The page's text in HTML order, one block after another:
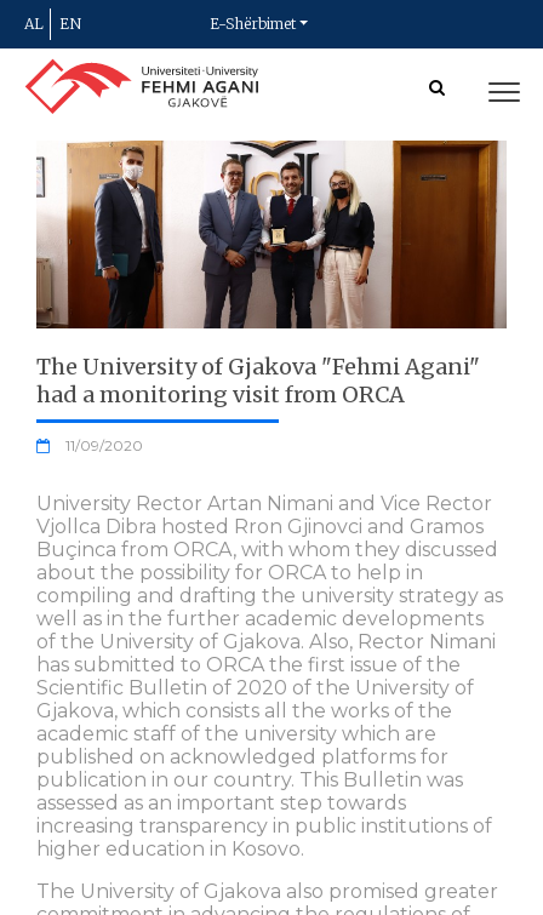
AL EN E-Shërbimet
The University of Gjakova "Fehmi Agani"
had a monitoring visit from ORCA
11/09/2020
University Rector Artan Nimani and Vice Rector
Vjollca Dibra hosted Rron Gjinovci and Gramos
Buçinca from ORCA, with whom they discussed
about the possibility for ORCA to help in
compiling and drafting the university strategy as
well as in the further academic developments
of the University of Gjakova. Also, Rector Nimani
has submitted to ORCA the first issue of the
Scientific Bulletin of 2020 of the University of
Gjakova, which consists all the works of the
academic staff of the university which are
published on acknowledged platforms for
publication in our country. This Bulletin was
assessed as an important step towards
increasing transparency in public institutions of
higher education in Kosovo.
The University of Gjakova also promised greater